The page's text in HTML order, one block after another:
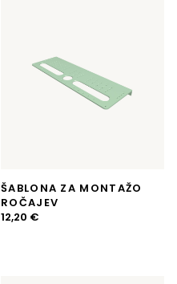
ŠABLONA ZA MONTAŽO
ROČAJEV
12,20 €